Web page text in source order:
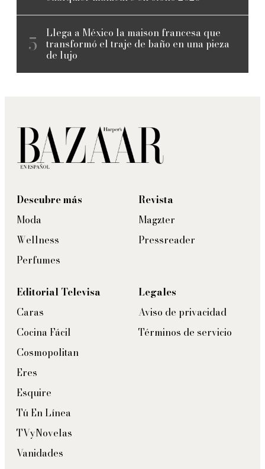
Llega a México la maison francesa que
transformó el traje de baño en una pieza
de lujo
Descubre más
Moda
Wellness
Perfumes
Revista
Magzter
Pressreader
Editorial Televisa
Caras
Cocina Fácil
Cosmopolitan
Eres
Esquire
Tú En Línea
TVyNovelas
Vanidades
Legales
Aviso de privacidad
Términos de servicio